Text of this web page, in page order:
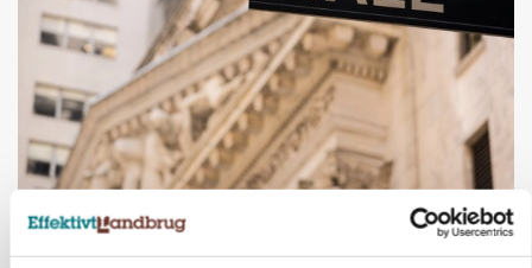
Nye aktierekorder – og den brutale lektie fra et
24-årigt finansgeni